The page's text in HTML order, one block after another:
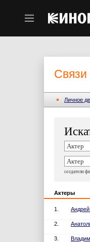
Связи
Личное
создатели
Актеры
1.
2.
3.